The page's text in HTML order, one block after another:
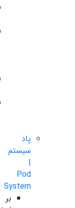
پاد
سیستم
|
Pod
System
بر